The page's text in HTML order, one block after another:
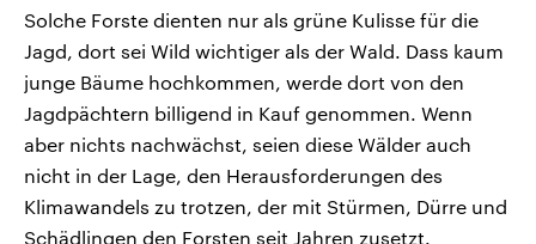
Solche Forste dienten nur als grüne Kulisse für die
Jagd, dort sei Wild wichtiger als der Wald. Dass kaum
junge Bäume hochkommen, werde dort von den
Jagdpächtern billigend in Kauf genommen. Wenn
aber nichts nachwächst, seien diese Wälder auch
nicht in der Lage, den Herausforderungen des
Klimawandels zu trotzen, der mit Stürmen, Dürre und
Schädlingen den Forsten seit Jahren zusetzt.